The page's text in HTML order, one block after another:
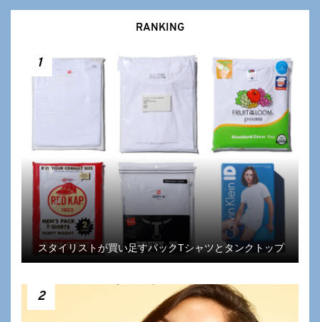
RANKING
1
スタイリストが買い足すパックTシャツとタンクトップ
2